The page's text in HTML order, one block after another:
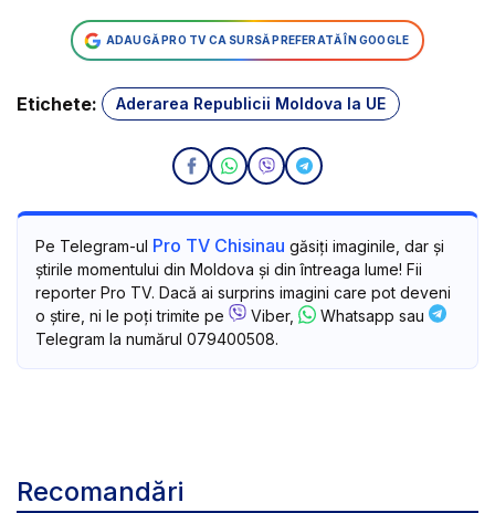
ADAUGĂ PRO TV CA SURSĂ PREFERATĂ ÎN GOOGLE
Etichete: Aderarea Republicii Moldova la UE
Pe Telegram-ul Pro TV Chisinau găsiți imaginile, dar și
știrile momentului din Moldova și din întreaga lume! Fii
reporter Pro TV. Dacă ai surprins imagini care pot deveni
o știre, ni le poți trimite pe
Viber,
Whatsapp sau
Telegram la numărul 079400508.
Recomandări